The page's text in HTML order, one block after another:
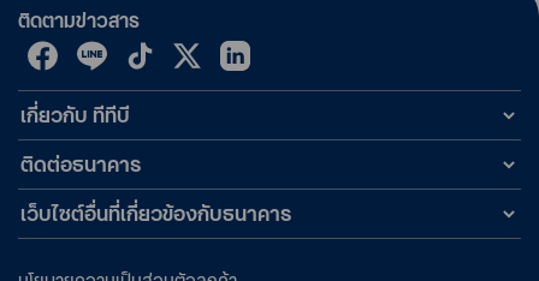
ติดตามข่าวสาร
เกี่ยวกับ ทีทีบี
ติดต่อธนาคาร
เว็บไซต์อื่นที่เกี่ยวข้องกับธนาคาร